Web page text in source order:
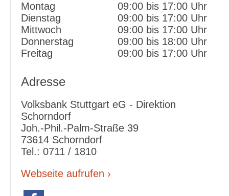
Montag
09:00 bis 17:00 Uhr
Dienstag
09:00 bis 17:00 Uhr
Mittwoch
09:00 bis 17:00 Uhr
Donnerstag
09:00 bis 18:00 Uhr
Freitag
09:00 bis 17:00 Uhr
Adresse
Volksbank Stuttgart eG - Direktion
Schorndorf
Joh.-Phil.-Palm-Straße 39
73614 Schorndorf
Tel.: 0711 / 1810
Webseite aufrufen ›